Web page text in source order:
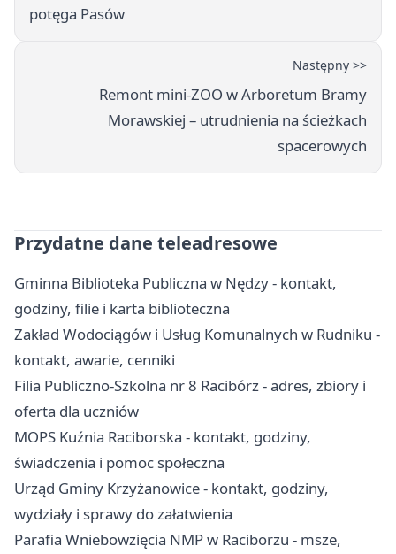
potęga Pasów
Następny >>
Remont mini-ZOO w Arboretum Bramy
Morawskiej – utrudnienia na ścieżkach
spacerowych
Przydatne dane teleadresowe
Gminna Biblioteka Publiczna w Nędzy - kontakt,
godziny, filie i karta biblioteczna
Zakład Wodociągów i Usług Komunalnych w Rudniku -
kontakt, awarie, cenniki
Filia Publiczno-Szkolna nr 8 Racibórz - adres, zbiory i
oferta dla uczniów
MOPS Kuźnia Raciborska - kontakt, godziny,
świadczenia i pomoc społeczna
Urząd Gminy Krzyżanowice - kontakt, godziny,
wydziały i sprawy do załatwienia
Parafia Wniebowzięcia NMP w Raciborzu - msze,